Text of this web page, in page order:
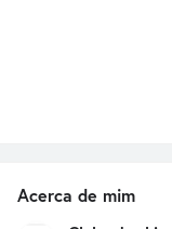
Acerca de mim